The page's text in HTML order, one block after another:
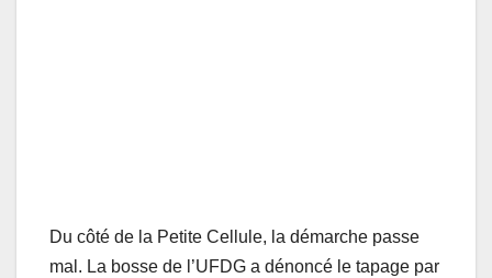
Du côté de la Petite Cellule, la démarche passe
mal. La bosse de l’UFDG a dénoncé le tapage par